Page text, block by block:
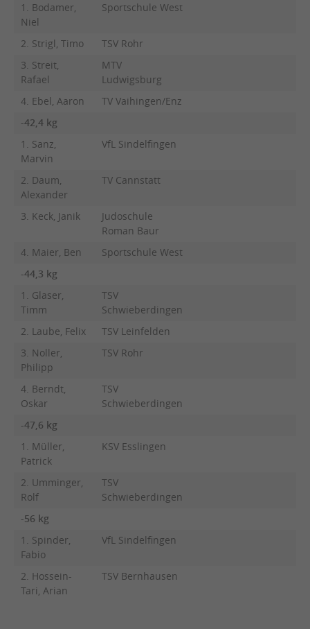
1. Bodamer,
Niel
Sportschule West
2. Strigl, Timo
TSV Rohr
3. Streit,
Rafael
MTV
Ludwigsburg
4. Ebel, Aaron
TV Vaihingen/Enz
-42,4 kg
1. Sanz,
Marvin
VfL Sindelfingen
2. Daum,
Alexander
TV Cannstatt
3. Keck, Janik
Judoschule
Roman Baur
4. Maier, Ben
Sportschule West
-44,3 kg
1. Glaser,
Timm
TSV
Schwieberdingen
2. Laube, Felix
TSV Leinfelden
3. Noller,
Philipp
TSV Rohr
4. Berndt,
Oskar
TSV
Schwieberdingen
-47,6 kg
1. Müller,
Patrick
KSV Esslingen
2. Umminger,
Rolf
TSV
Schwieberdingen
-56 kg
1. Spinder,
Fabio
VfL Sindelfingen
2. Hossein-
Tari, Arian
TSV Bernhausen